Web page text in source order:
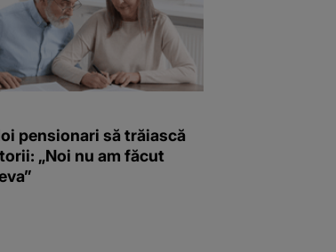
pensionari să trăiască
„Noi nu am făcut